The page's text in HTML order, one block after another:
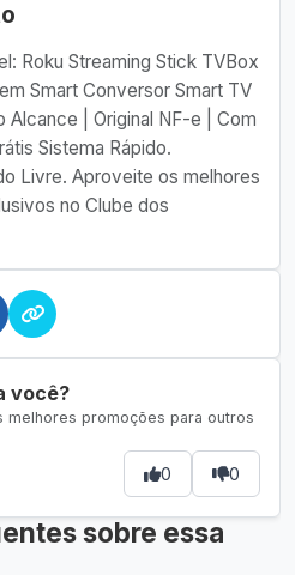
Roku Streaming Stick TVBox
Smart Conversor Smart TV
Alcance | Original NF-e | Com
Sistema Rápido.
Livre. Aproveite os melhores
no Clube dos
você?
melhores promoções para outros
0 0
sobre essa